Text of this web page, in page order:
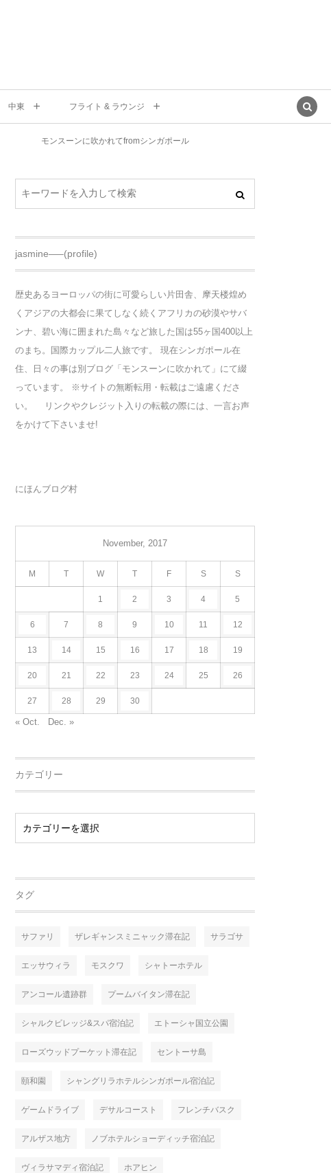
中東 フライト & ラウンジ
モンスーンに吹かれてfromシンガポール
jasmine—–(profile)
歴史あるヨーロッパの街に可愛らしい片田舎、摩天楼煌め
くアジアの大都会に果てしなく続くアフリカの砂漠やサバ
ンナ、碧い海に囲まれた島々など旅した国は55ヶ国400以上
のまち。国際カップル二人旅です。 現在シンガポール在
住、日々の事は別ブログ「モンスーンに吹かれて」にて綴
っています。 ※サイトの無断転用・転載はご遠慮くださ
い。 リンクやクレジット入りの転載の際には、一言お声
をかけて下さいませ!
にほんブログ村
November, 2017
M T W T F S S
1 2 3 4 5
6 7 8 9 10 11 12
13 14 15 16 17 18 19
20 21 22 23 24 25 26
27 28 29 30
« Oct. Dec. »
カテゴリー
タグ
サファリ ザレギャンスミニャック滞在記 サラゴサ
エッサウィラ モスクワ シャトーホテル
アンコール遺跡群 プームバイタン滞在記
シャルクビレッジ&スパ宿泊記 エトーシャ国立公園
ローズウッドプーケット滞在記 セントーサ島
頤和園 シャングリラホテルシンガポール宿泊記
ゲームドライブ デサルコースト フレンチバスク
アルザス地方 ノブホテルショーディッチ宿泊記
ヴィラサマディ宿泊記 ホアヒン